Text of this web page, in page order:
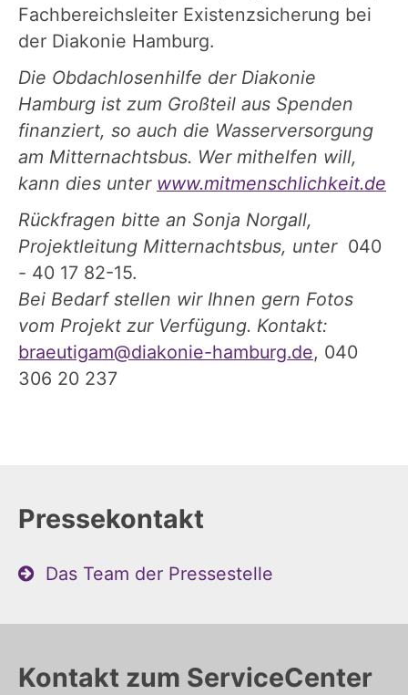
Fachbereichsleiter Existenzsicherung bei
der Diakonie Hamburg.
Die Obdachlosenhilfe der Diakonie
Hamburg ist zum Großteil aus Spenden
finanziert, so auch die Wasserversorgung
am Mitternachtsbus. Wer mithelfen will,
kann dies unter www.mitmenschlichkeit.de
Rückfragen bitte an Sonja Norgall,
Projektleitung Mitternachtsbus, unter 040
- 40 17 82-15.
Bei Bedarf stellen wir Ihnen gern Fotos
vom Projekt zur Verfügung. Kontakt:
braeutigam@diakonie-hamburg.de, 040
306 20 237
Pressekontakt
Das Team der Pressestelle
Kontakt zum ServiceCenter